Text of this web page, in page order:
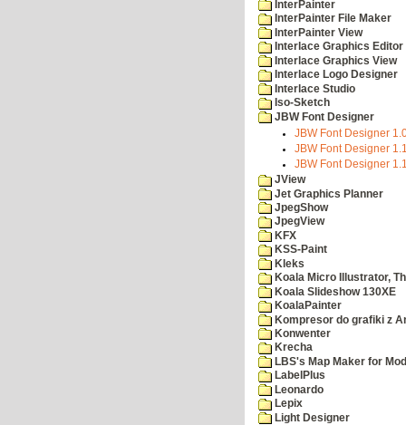
InterPainter
InterPainter File Maker
InterPainter View
Interlace Graphics Editor
Interlace Graphics View
Interlace Logo Designer
Interlace Studio
Iso-Sketch
JBW Font Designer
JBW Font Designer
JBW Font Designer
JBW Font Designer
JView
Jet Graphics Planner
JpegShow
JpegView
KFX
KSS-Paint
Kleks
Koala Micro Illustrator,
Koala Slideshow 130XE
KoalaPainter
Kompresor do grafiki z
Konwenter
Krecha
LBS's Map Maker for
LabelPlus
Leonardo
Lepix
Light Designer